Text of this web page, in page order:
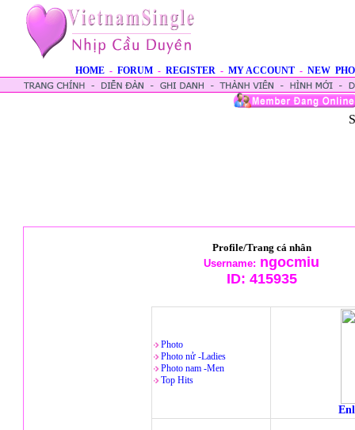
HOME - FORUM - REGISTER - MY ACCOUNT - NEW
Profile/Trang cá nhân
Username: ngocmiu
ID: 415935
Photo
Photo nử -Ladies
Photo nam -Men
Top Hits